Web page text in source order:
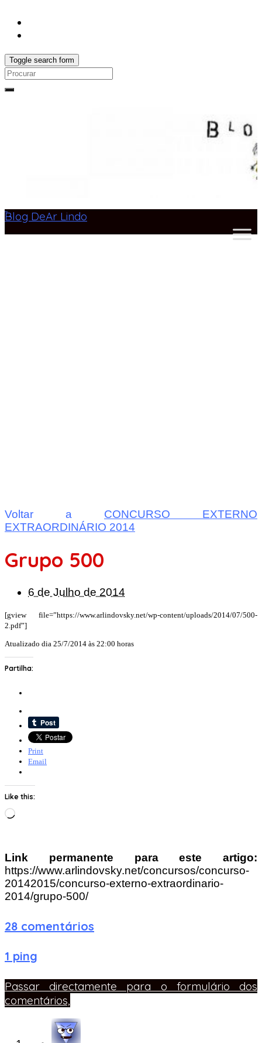
Toggle search form
Search
Blog DeAr Lindo
Voltar a CONCURSO EXTERNO
EXTRAORDINÁRIO 2014
Grupo 500
6 de Julho de 2014
[gview file=”https://www.arlindovsky.net/wp-content/uploads/2014/07/500-
2.pdf”]
Atualizado dia 25/7/2014 às 22:00 horas
Partilha:
Print
Email
Like this:
Loading…
Link permanente para este artigo:
https://www.arlindovsky.net/concursos/concurso-
20142015/concurso-externo-extraordinario-
2014/grupo-500/
28 comentários
1 ping
Passar directamente para o formulário dos
comentários,